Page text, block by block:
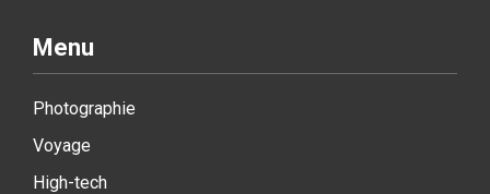
Menu
Photographie
Voyage
High-tech